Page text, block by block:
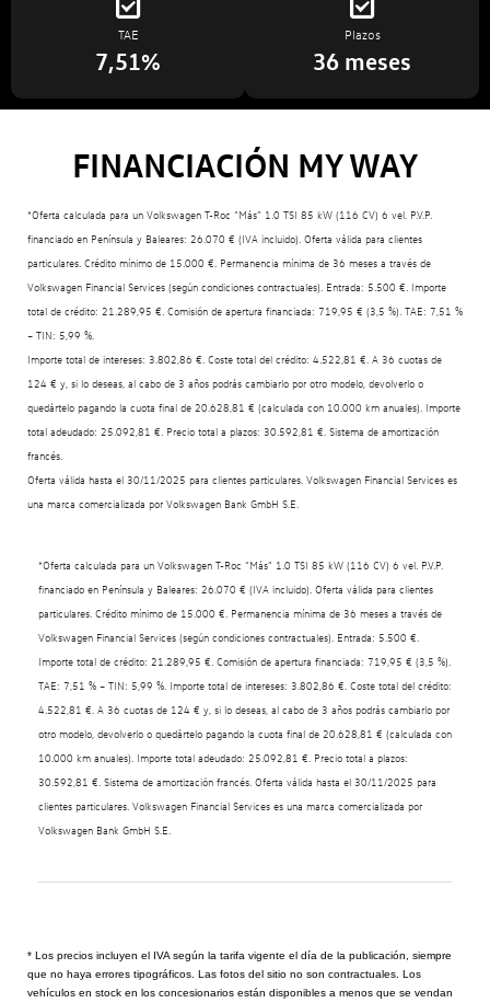
TAE
7,51%
Plazos
36 meses
FINANCIACIÓN MY WAY
*Oferta calculada para un Volkswagen T-Roc “Más” 1.0 TSI 85 kW (116 CV) 6 vel. P.V.P.
financiado en Península y Baleares: 26.070 € (IVA incluido). Oferta válida para clientes
particulares. Crédito mínimo de 15.000 €. Permanencia mínima de 36 meses a través de
Volkswagen Financial Services (según condiciones contractuales). Entrada: 5.500 €. Importe
total de crédito: 21.289,95 €. Comisión de apertura financiada: 719,95 € (3,5 %). TAE: 7,51 %
– TIN: 5,99 %.
Importe total de intereses: 3.802,86 €. Coste total del crédito: 4.522,81 €. A 36 cuotas de
124 € y, si lo deseas, al cabo de 3 años podrás cambiarlo por otro modelo, devolverlo o
quedártelo pagando la cuota final de 20.628,81 € (calculada con 10.000 km anuales). Importe
total adeudado: 25.092,81 €. Precio total a plazos: 30.592,81 €. Sistema de amortización
francés.
Oferta válida hasta el 30/11/2025 para clientes particulares. Volkswagen Financial Services es
una marca comercializada por Volkswagen Bank GmbH S.E.
*Oferta calculada para un Volkswagen T-Roc “Más” 1.0 TSI 85 kW (116 CV) 6 vel. P.V.P.
financiado en Península y Baleares: 26.070 € (IVA incluido). Oferta válida para clientes
particulares. Crédito mínimo de 15.000 €. Permanencia mínima de 36 meses a través de
Volkswagen Financial Services (según condiciones contractuales). Entrada: 5.500 €.
Importe total de crédito: 21.289,95 €. Comisión de apertura financiada: 719,95 € (3,5 %).
TAE: 7,51 % – TIN: 5,99 %. Importe total de intereses: 3.802,86 €. Coste total del crédito:
4.522,81 €. A 36 cuotas de 124 € y, si lo deseas, al cabo de 3 años podrás cambiarlo por
otro modelo, devolverlo o quedártelo pagando la cuota final de 20.628,81 € (calculada con
10.000 km anuales). Importe total adeudado: 25.092,81 €. Precio total a plazos:
30.592,81 €. Sistema de amortización francés. Oferta válida hasta el 30/11/2025 para
clientes particulares. Volkswagen Financial Services es una marca comercializada por
Volkswagen Bank GmbH S.E.
* Los precios incluyen el IVA según la tarifa vigente el día de la publicación, siempre
que no haya errores tipográficos. Las fotos del sitio no son contractuales. Los
vehículos en stock en los concesionarios están disponibles a menos que se vendan